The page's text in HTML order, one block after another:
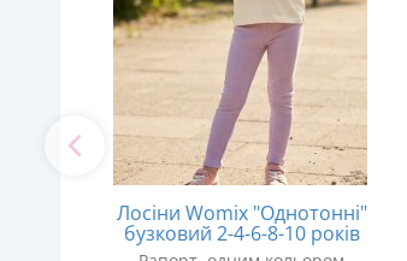
Лосіни Womix "Однотонні"
бузковий 2-4-6-8-10 років